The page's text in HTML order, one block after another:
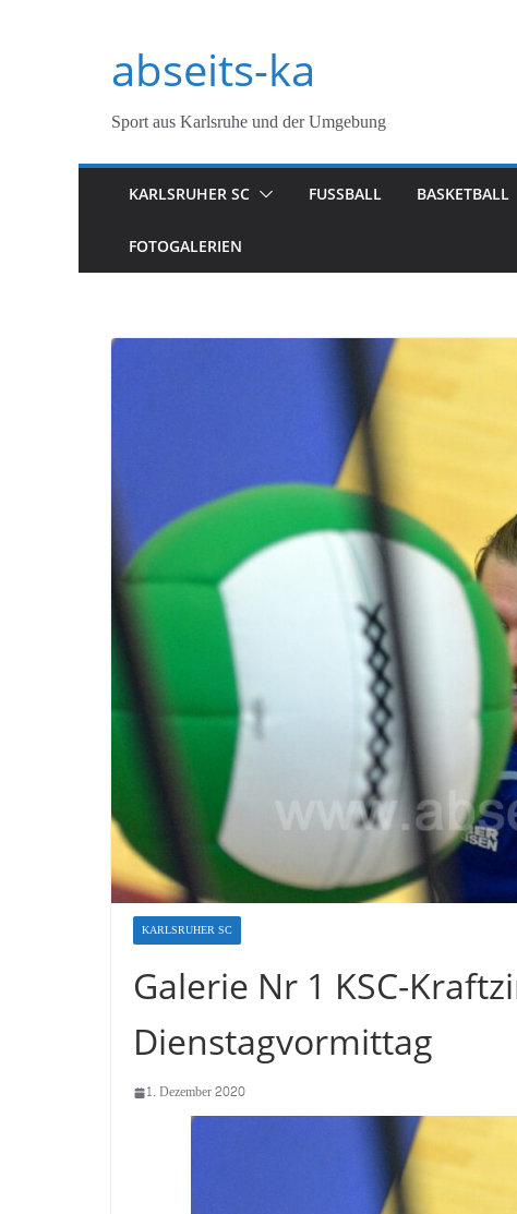
springenabseits-ka
Sport aus Karlsruhe und der Umgebung
KARLSRUHER SC FUSSBALL BASKETBALL
FOTOGALERIEN
KARLSRUHER SC
Galerie Nr 1 KSC-
Dienstagvormittag
1. Dezember 2020